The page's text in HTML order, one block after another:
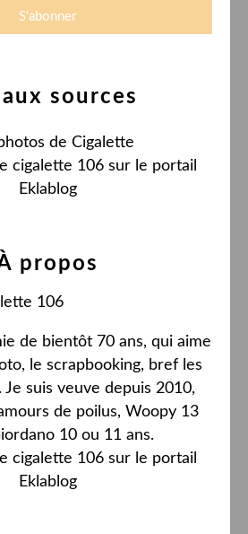
aux sources
de Cigalette
cigalette 106sur le portail
Eklablog
propos
de bientôt 70 ans, qui aime
le scrapbooking, bref les
Je suis veuve depuis 2010,
de poilus, Woopy 13
10 ou 11 ans.
cigalette 106sur le portail
Eklablog